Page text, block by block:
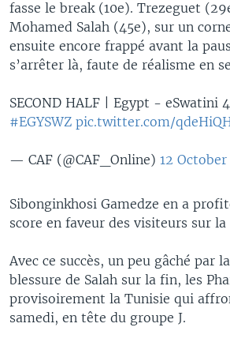
fasse le break (10e). Trezeguet
Mohamed Salah (45e), sur un
ensuite encore frappé avant la
s’arrêter là, faute de réalisme en
SECOND HALF | Egypt - eSwatini
#EGYSWZ pic.twitter.com/
— CAF (@CAF_Online) 12 October
Sibonginkhosi Gamedze en a
score en faveur des visiteurs sur
Avec ce succès, un peu gâché par
blessure de Salah sur la fin, les
provisoirement la Tunisie qui
samedi, en tête du groupe J.